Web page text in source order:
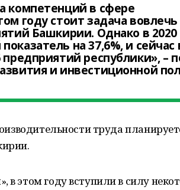
компетенций в сфере
году стоит задача вовлечь
Башкирии. Однако в
на 37,6%, и сейчас
республики», –
и инвестиционной
труда
этом году вступили в силу